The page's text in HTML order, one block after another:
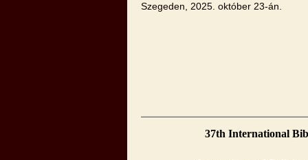
Szegeden, 2025. október 23-án.
37th International